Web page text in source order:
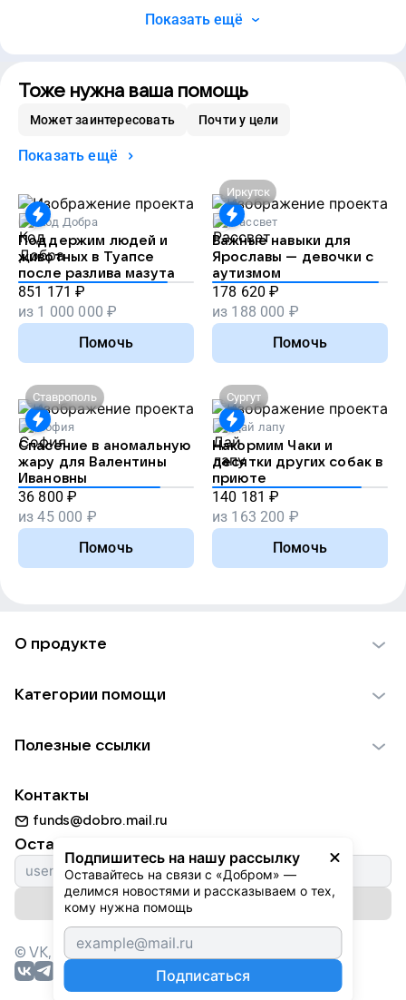
Показать ещё
Тоже нужна ваша помощь
Может заинтересовать Почти у цели
Показать ещё
Код Добра
Поддержим людей и
животных в Туапсе
после разлива мазута
851 171 ₽
из 1 000 000 ₽
Помочь
Иркутск
Рассвет
Важные навыки для
Ярославы — девочки с
аутизмом
178 620 ₽
из 188 000 ₽
Помочь
Ставрополь
София
Спасение в аномальную
жару для Валентины
Ивановны
36 800 ₽
из45 000 ₽
Помочь
Сургут
Дай лапу
Накормим Чаки и
десятки других собак в
приюте
140 181 ₽
из 163 200 ₽
Помочь
Подпишитесь на нашу рассылку
Оставайтесь на связи с «Добром» —
делимся новостями и рассказываем о тех,
кому нужна помощь
Подписаться
О продукте
Использование материалов
Для НКО
Партнерам
Категории помощи
Пожилым
Животным
Природе
Культуре
Фондам
Полезные ссылки
Добрый день
Истории
Автоплатежи
Контакты
funds@dobro.mail.ru
Оставайтесь с нами
Подписаться на рассылку
© VK, 2026г. Все права защищены.